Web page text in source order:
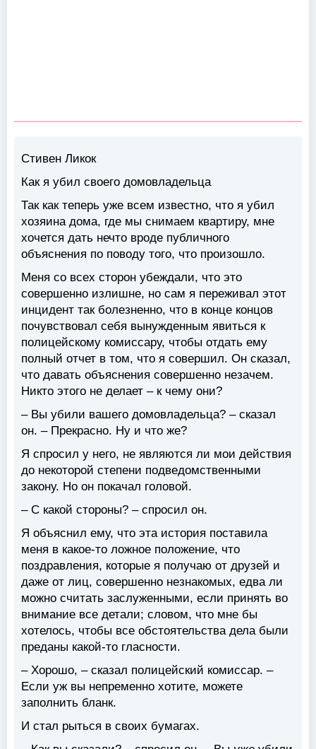
Стивен Ликок
Как я убил своего домовладельца
Так как теперь уже всем известно, что я убил
хозяина дома, где мы снимаем квартиру, мне
хочется дать нечто вроде публичного
объяснения по поводу того, что произошло.
Меня со всех сторон убеждали, что это
совершенно излишне, но сам я переживал этот
инцидент так болезненно, что в конце концов
почувствовал себя вынужденным явиться к
полицейскому комиссару, чтобы отдать ему
полный отчет в том, что я совершил. Он сказал,
что давать объяснения совершенно незачем.
Никто этого не делает – к чему они?
– Вы убили вашего домовладельца? – сказал
он. – Прекрасно. Ну и что же?
Я спросил у него, не являются ли мои действия
до некоторой степени подведомственными
закону. Но он покачал головой.
– С какой стороны? – спросил он.
Я объяснил ему, что эта история поставила
меня в какое-то ложное положение, что
поздравления, которые я получаю от друзей и
даже от лиц, совершенно незнакомых, едва ли
можно считать заслуженными, если принять во
внимание все детали; словом, что мне бы
хотелось, чтобы все обстоятельства дела были
преданы какой-то гласности.
– Хорошо, – сказал полицейский комиссар. –
Если уж вы непременно хотите, можете
заполнить бланк.
И стал рыться в своих бумагах.